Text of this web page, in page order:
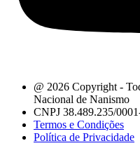
@ 2026 Copyright -
Nacional de Nanismo
CNPJ 38.489.235/
Termos e Condições
Política de Privacidade